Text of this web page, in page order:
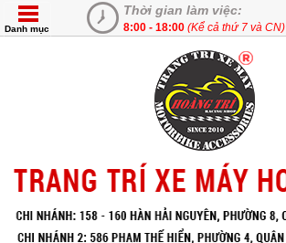
Thời gian làm việc:
8:00 - 18:00 (Kể cả thứ 7 và CN)
Danh mục